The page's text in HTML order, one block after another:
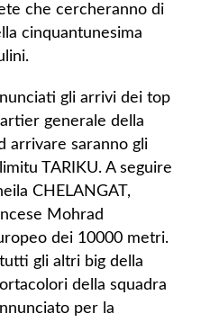
che cercheranno di
cinquantunesima
gli arrivi dei top
generale della
arrivare saranno gli
TARIKU. A seguire
CHELANGAT,
Mohrad
dei 10000 metri.
gli altri big della
della squadra
per la